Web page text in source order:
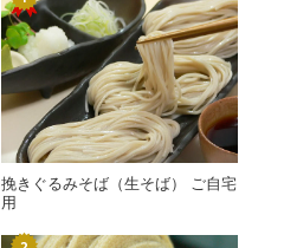
挽きぐるみそば（生そば） ご自宅
用